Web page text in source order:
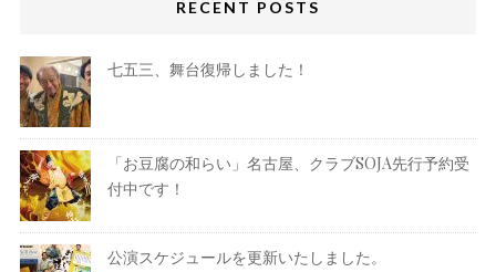
RECENT POSTS
七五三、舞台復帰しました！
「お豆腐の和らい」名古屋、クラブSOJA先行予約受
付中です！
公演スケジュールを更新いたしました。